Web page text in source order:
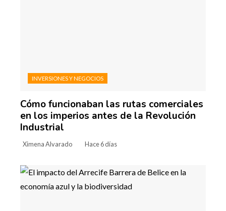
INVERSIONES Y NEGOCIOS
Cómo funcionaban las rutas comerciales
en los imperios antes de la Revolución
Industrial
Ximena Alvarado Hace 6 días